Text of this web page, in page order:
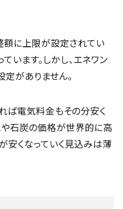
額に上限が設定されてい
います。しかし、エネワン
がありません。
ば電気料金もその分安く
や石炭の価格が世界的に高
安くなっていく見込みは薄